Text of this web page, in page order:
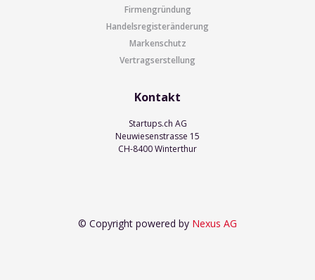
Firmengründung
Handelsregisteränderung
Markenschutz
Vertragserstellung
Kontakt
Startups.ch AG
Neuwiesenstrasse 15
CH-8400 Winterthur
© Copyright powered by Nexus AG